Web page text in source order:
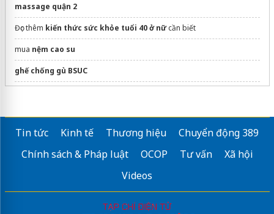
massage quận 2
Đọc thêm kiến thức sức khỏe tuổi 40 ở nữcần biết
mua nệm cao su
ghế chống gù BSUC
dán phim cách nhiệt ô tô
ĐỊa chỉHoa Mộc Tâm AnSpa
Tin tức Kinh tế Thương hiệu
Chuyển động 389
Chính sách & Pháp luật
OCOP Tư vấn
Xã hội
Videos